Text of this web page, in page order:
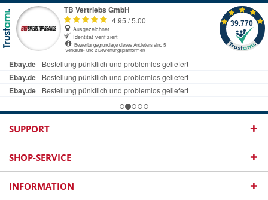
SUPPORT
SHOP-SERVICE
INFORMATION